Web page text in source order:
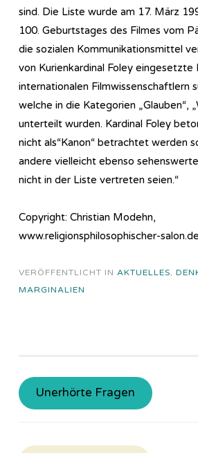
sind. Die Liste wurde am 17. März
100. Geburtstages des Filmes vom
die sozialen Kommunikationsmittel
von Kurienkardinal Foley eingesetzte
internationalen Filmwissenschaftlern
welche in die Kategorien „Glauben“,
unterteilt wurden. Kardinal Foley
nicht als“Kanon“ betrachtet werden
andere vielleicht ebenso
nicht in der Liste vertreten seien.“
Copyright: Christian Modehn,
www.religionsphilosophischer-salon.de
VERÖFFENTLICHT IN AKTUELLES,
MARGINALIEN
Unerhörte Fragen